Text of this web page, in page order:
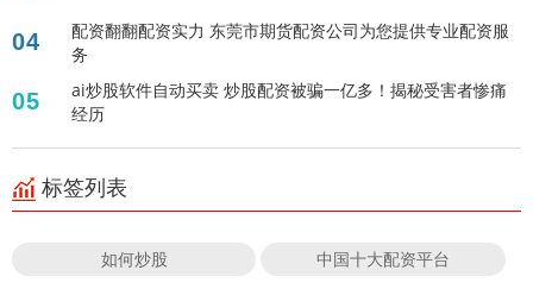
04
配资翻翻配资实力 东莞市期货配资公司为您提供专业配资服
务
05
ai炒股软件自动买卖 炒股配资被骗一亿多！揭秘受害者惨痛
经历
标签列表
如何炒股 中国十大配资平台